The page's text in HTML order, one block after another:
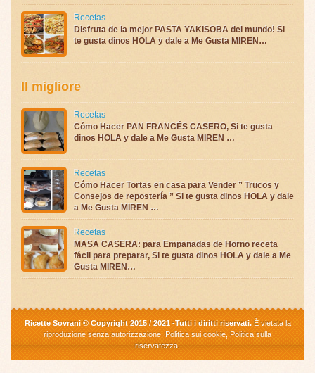
Recetas
Disfruta de la mejor PASTA YAKISOBA del mundo! Si
te gusta dinos HOLA y dale a Me Gusta MIREN…
Il migliore
Recetas
Cómo Hacer PAN FRANCÉS CASERO, Si te gusta
dinos HOLA y dale a Me Gusta MIREN …
Recetas
Cómo Hacer Tortas en casa para Vender ” Trucos y
Consejos de repostería ” Si te gusta dinos HOLA y dale
a Me Gusta MIREN …
Recetas
MASA CASERA: para Empanadas de Horno receta
fácil para preparar, Si te gusta dinos HOLA y dale a Me
Gusta MIREN…
Ricette Sovrani © Copyright 2015 / 2021 -Tutti i diritti riservati.È vietata la
riproduzione senza autorizzazione. Politica sui cookie, Politica sulla
riservatezza.